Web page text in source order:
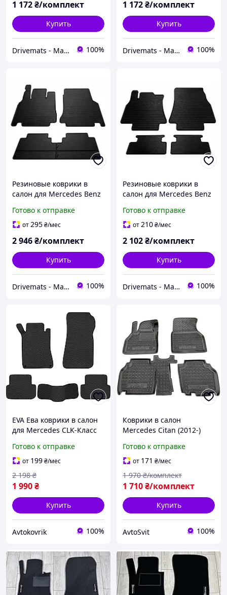
1 172₴/комплект
Купить
Drivemats - Магазин автокилимків 100%
1 172₴/комплект
Купить
Drivemats - Магазин автокилимків 100%
Резиновые коврики в
салон для Mercedes Benz
комплект из 4 штук
(Stingray)
Готово к отправке
от295₴/мес
2 946₴/комплект
Купить
Drivemats - Магазин автокилимків 100%
Резиновые коврики в
салон для Mercedes Benz
комплект из 4 штук
(Stingray)
Готово к отправке
от210₴/мес
2 102₴/комплект
Купить
Drivemats - Магазин автокилимків 100%
EVA Ева коврики в салон
для Mercedes CLK-Класс
Мерседес w209 коврики
Готово к отправке
от 199₴/мес
1 990₴
2 198 ₴
Купить
Avtokovrik 100%
Коврики в салон
Mercedes Citan (2012-)
Готово к отправке
от 171 ₴/мес
1 710₴/комплект
1 970 ₴/комплект
Купить
AvtoSvit 100%